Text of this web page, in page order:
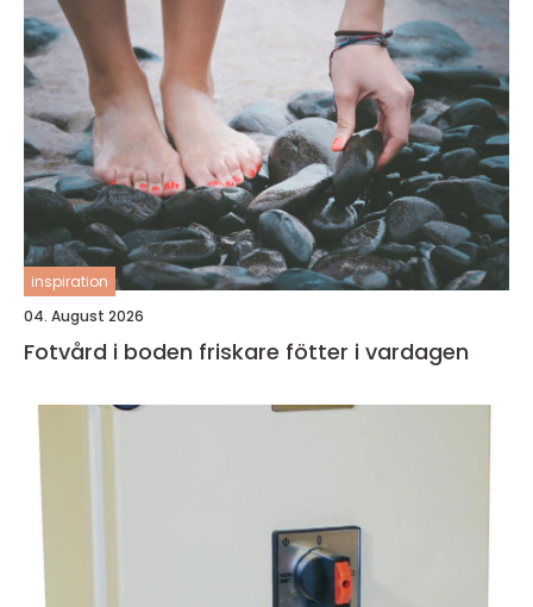
inspiration
04. August 2026
Fotvård i boden friskare fötter i vardagen